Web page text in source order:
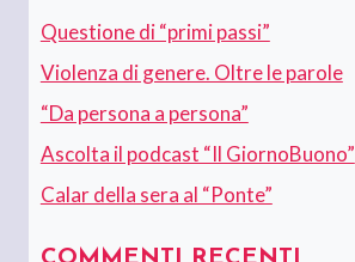
Questione di “primi passi”
Violenza di genere. Oltre le parole
“Da persona a persona”
Ascolta il podcast “Il GiornoBuono”
Calar della sera al “Ponte”